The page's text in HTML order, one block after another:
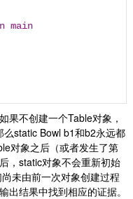
main
果不创建一个Table对象，
static Bowl b1和b2永远都
对象之后（或者发生了第
，static对象不会重新初始
未由前一次对象创建过程
出结果中找到相应的证据。